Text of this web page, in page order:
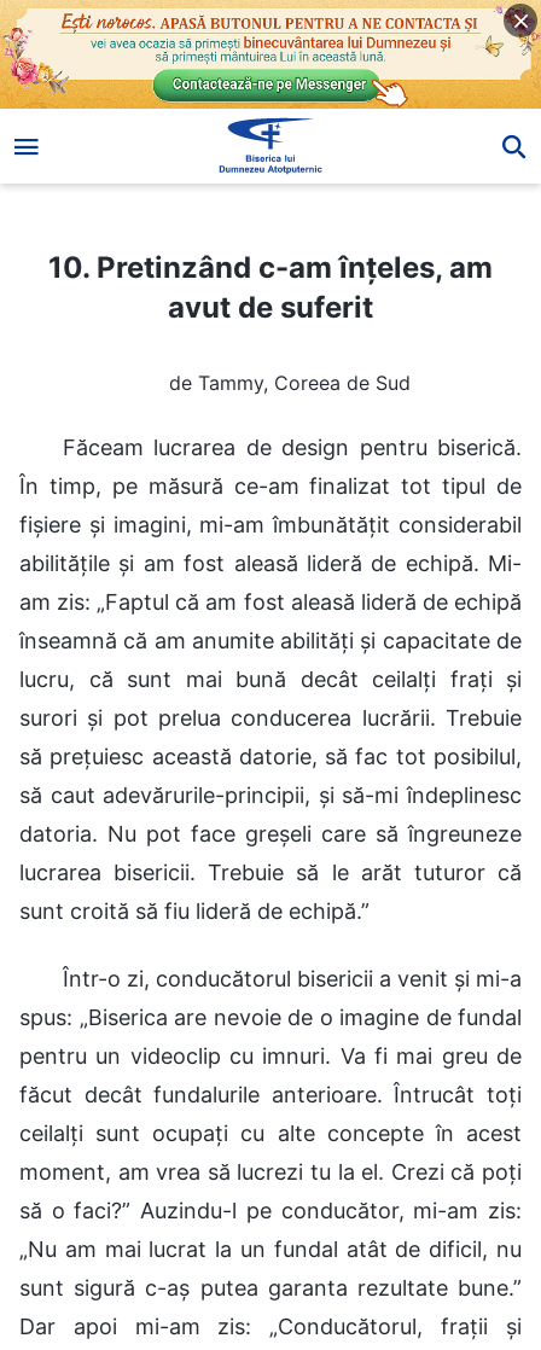
10. Pretinzând c-am înțeles, am avut de suferit
10. Pretinzând c-am înțeles, am
avut de suferit
de Tammy, Coreea de Sud
Făceam lucrarea de design pentru biserică.
În timp, pe măsură ce-am finalizat tot tipul de
fișiere și imagini, mi-am îmbunătățit considerabil
abilitățile și am fost aleasă lideră de echipă. Mi-
am zis: „Faptul că am fost aleasă lideră de echipă
înseamnă că am anumite abilități și capacitate de
lucru, că sunt mai bună decât ceilalți frați și
surori și pot prelua conducerea lucrării. Trebuie
să prețuiesc această datorie, să fac tot posibilul,
să caut adevărurile-principii, și să-mi îndeplinesc
datoria. Nu pot face greșeli care să îngreuneze
lucrarea bisericii. Trebuie să le arăt tuturor că
sunt croită să fiu lideră de echipă.”
Într-o zi, conducătorul bisericii a venit și mi-a
spus: „Biserica are nevoie de o imagine de fundal
pentru un videoclip cu imnuri. Va fi mai greu de
făcut decât fundalurile anterioare. Întrucât toți
ceilalți sunt ocupați cu alte concepte în acest
moment, am vrea să lucrezi tu la el. Crezi că poți
să o faci?” Auzindu-l pe conducător, mi-am zis:
„Nu am mai lucrat la un fundal atât de dificil, nu
sunt sigură c-aș putea garanta rezultate bune.”
Dar apoi mi-am zis: „Conducătorul, frații și